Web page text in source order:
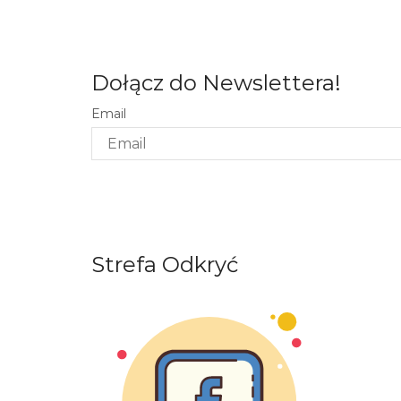
Dołącz do Newslettera!
Email
Strefa Odkryć